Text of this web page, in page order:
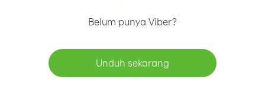
Belum punya Viber?
Unduh sekarang